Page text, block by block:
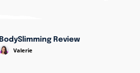
BodySlimming Review
Valerie